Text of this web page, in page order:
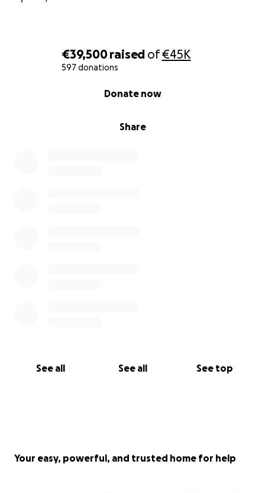
€39,500raised of€45K
597 donations
Share
Donate now
See all See all See top
Your easy, powerful, and trusted home for help